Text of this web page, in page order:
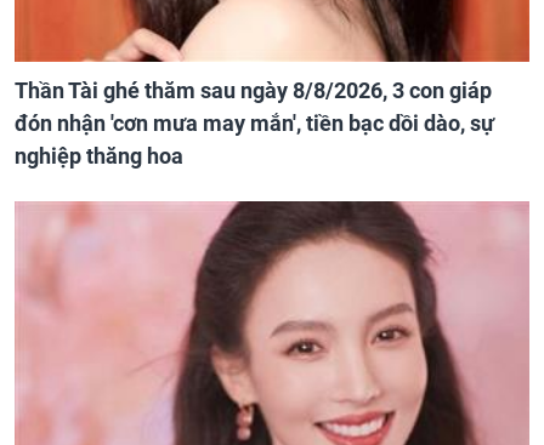
Thần Tài ghé thăm sau ngày 8/8/2026, 3 con giáp
đón nhận 'cơn mưa may mắn', tiền bạc dồi dào, sự
nghiệp thăng hoa